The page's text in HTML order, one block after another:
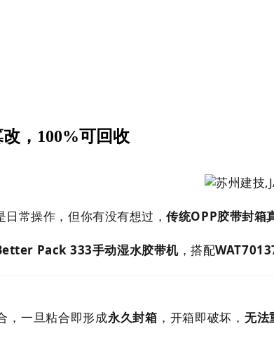
，100%可回收
常操作，但你有没有想过，传统OPP胶带封箱
Pack 333手动湿水胶带机，搭配
，一旦粘合即形成永久封箱 ，开箱即破坏， 无法